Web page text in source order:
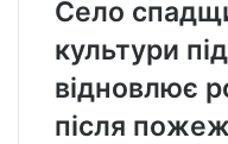
Село
культури
відновлює
після